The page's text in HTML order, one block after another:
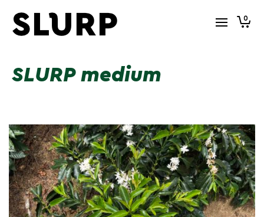
0
SLURP medium